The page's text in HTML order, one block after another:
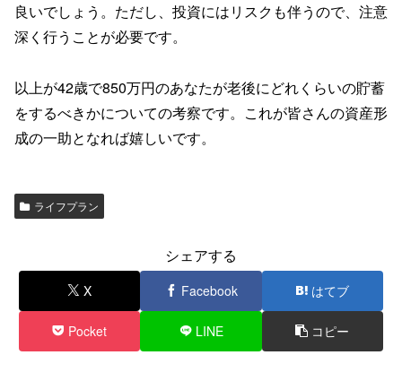
良いでしょう。ただし、投資にはリスクも伴うので、注意
深く行うことが必要です。
以上が42歳で850万円のあなたが老後にどれくらいの貯蓄
をするべきかについての考察です。これが皆さんの資産形
成の一助となれば嬉しいです。
ライフプラン
シェアする
X Facebook はてブ
Pocket LINE コピー